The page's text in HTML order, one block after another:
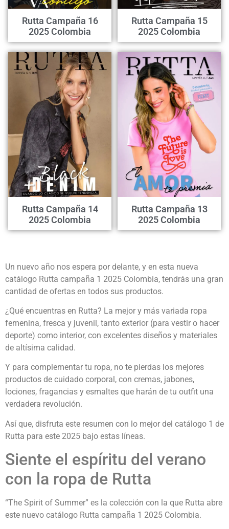
Rutta Campaña 16
2025 Colombia
Rutta Campaña 15
2025 Colombia
Rutta Campaña 14
2025 Colombia
Rutta Campaña 13
2025 Colombia
Un nuevo año nos espera por delante, y en esta nueva
catálogo Rutta campaña 1 2025 Colombia, tendrás una gran
cantidad de ofertas en todos sus productos.
¿Qué encuentras en Rutta? La mejor y más variada ropa
femenina, fresca y juvenil, tanto exterior (para vestir o hacer
deporte) como interior, con excelentes diseños y materiales
de altísima calidad.
Y para complementar tu ropa, no te pierdas los mejores
productos de cuidado corporal, con cremas, jabones,
lociones, fragancias y esmaltes que harán de tu outfit una
verdadera revolución.
Así que, disfruta este resumen con lo mejor del catálogo 1 de
Rutta para este 2025 bajo estas líneas.
Siente el espíritu del verano
con la ropa de Rutta
“The Spirit of Summer” es la colección con la que Rutta abre
este nuevo catálogo Rutta campaña 1 2025 Colombia.